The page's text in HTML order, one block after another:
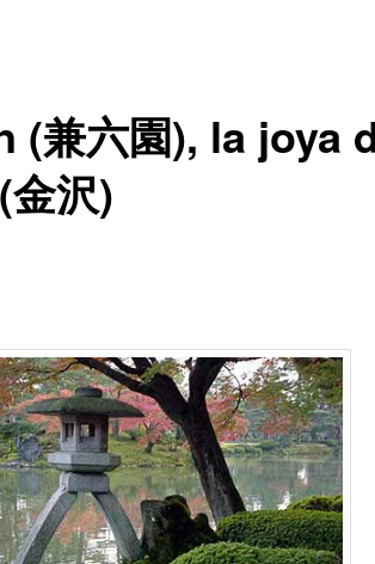
(兼六園), la joya
沢)